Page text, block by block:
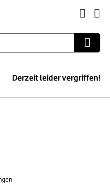
Derzeit leider vergriffen!